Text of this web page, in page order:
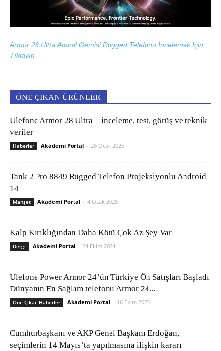
Armor 28 Ultra Amiral Gemisi Rugged Telefonu İncelemek İçin
Tıklayın
ÖNE ÇIKAN ÜRÜNLER
Ulefone Armor 28 Ultra – inceleme, test, görüş ve teknik
veriler
Haberler Akademi Portal - 26 Ocak 2025
Tank 2 Pro 8849 Rugged Telefon Projeksiyonlu Android
14
Manşet Akademi Portal - 4 Ocak 2025
Kalp Kırıklığından Daha Kötü Çok Az Şey Var
Dergi Akademi Portal - 24 Ekim 2024
Ulefone Power Armor 24’ün Türkiye Ön Satışları Başladı
Dünyanın En Sağlam telefonu Armor 24...
Öne Çıkan Haberler Akademi Portal - 16 Ekim 2023
Cumhurbaşkanı ve AKP Genel Başkanı Erdoğan,
seçimlerin 14 Mayıs’ta yapılmasına ilişkin kararı